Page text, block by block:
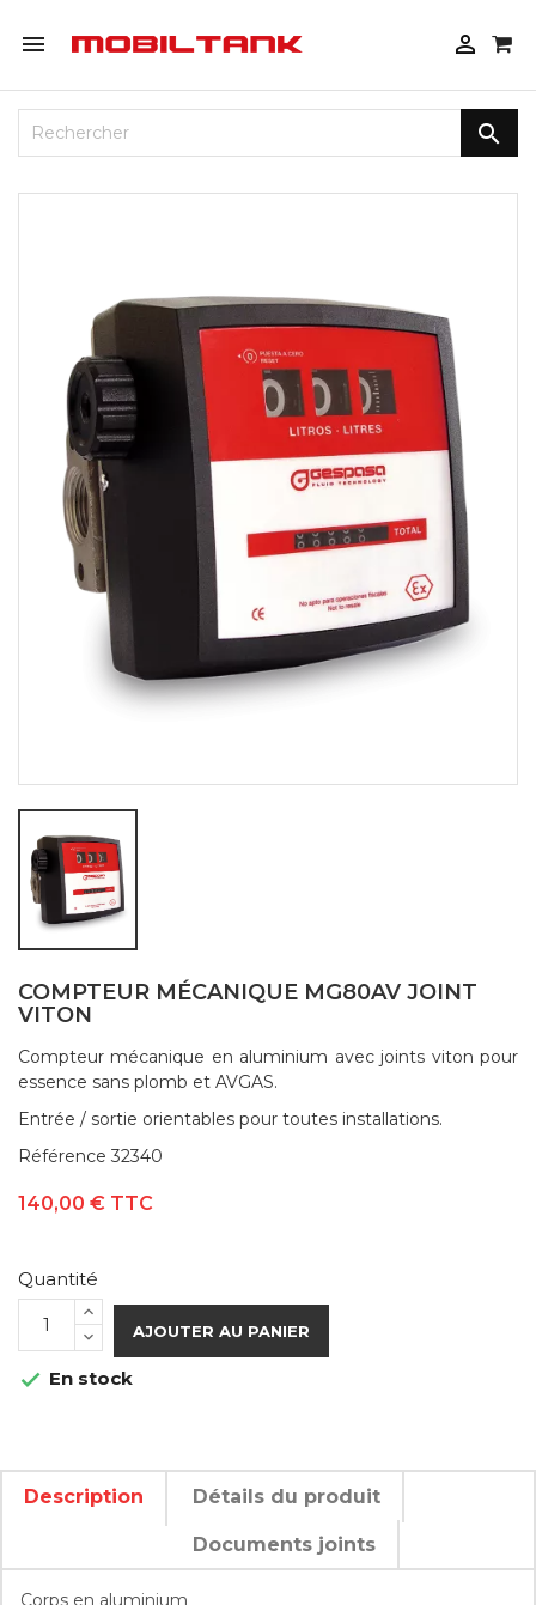
 

COMPTEUR MÉCANIQUE MG80AV JOINT
VITON
Compteur mécanique en aluminium avec joints viton pour
essence sans plomb et AVGAS.
Entrée / sortie orientables pour toutes installations.
Référence 32340
140,00 € TTC
Quantité
AJOUTER AU PANIER
 En stock
Description Détails du produit
Documents joints
Corps en aluminium
TÉLÉCHARGEMENT